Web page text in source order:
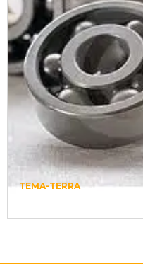
TEMA-TERRA